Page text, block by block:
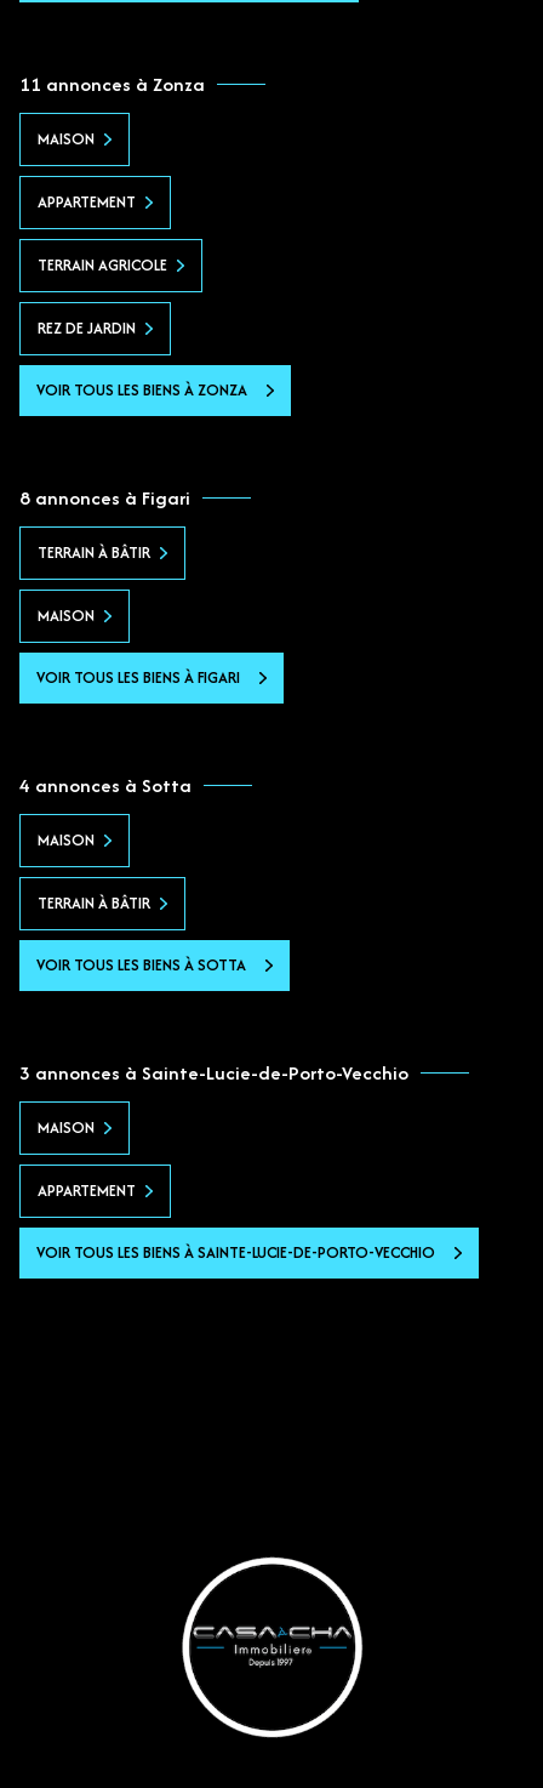
11 annonces à Zonza
MAISON
APPARTEMENT
TERRAIN AGRICOLE
REZ DE JARDIN
VOIR TOUS LES BIENS À ZONZA
8 annonces à Figari
TERRAIN À BÂTIR
MAISON
VOIR TOUS LES BIENS À FIGARI
4 annonces à Sotta
MAISON
TERRAIN À BÂTIR
VOIR TOUS LES BIENS À SOTTA
3 annonces à Sainte-Lucie-de-Porto-Vecchio
MAISON
APPARTEMENT
VOIR TOUS LES BIENS À SAINTE-LUCIE-DE-PORTO-VECCHIO